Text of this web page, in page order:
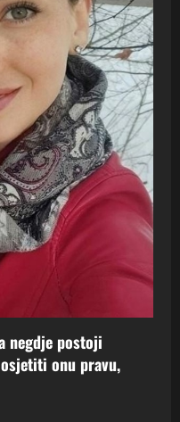
negdje postoji
onu pravu,